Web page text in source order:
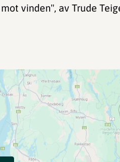
vinden", av Trude